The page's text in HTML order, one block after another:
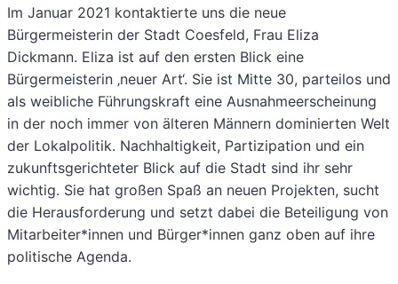
Im Januar 2021 kontaktierte uns die neue
Bürgermeisterin der Stadt Coesfeld, Frau Eliza
Dickmann. Eliza ist auf den ersten Blick eine
Bürgermeisterin ‚neuer Art‘. Sie ist Mitte 30, parteilos und
als weibliche Führungskraft eine Ausnahmeerscheinung
in der noch immer von älteren Männern dominierten Welt
der Lokalpolitik. Nachhaltigkeit, Partizipation und ein
zukunftsgerichteter Blick auf die Stadt sind ihr sehr
wichtig. Sie hat großen Spaß an neuen Projekten, sucht
die Herausforderung und setzt dabei die Beteiligung von
Mitarbeiter*innen und Bürger*innen ganz oben auf ihre
politische Agenda.